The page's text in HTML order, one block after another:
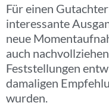
Für einen
interessante
neue
auch
Feststellungen
damaligen
wurden.